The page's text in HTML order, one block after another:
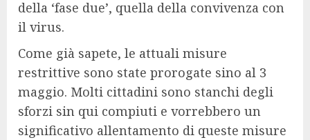
della ‘fase due’, quella della convivenza con
il virus.
Come già sapete, le attuali misure
restrittive sono state prorogate sino al 3
maggio. Molti cittadini sono stanchi degli
sforzi sin qui compiuti e vorrebbero un
significativo allentamento di queste misure